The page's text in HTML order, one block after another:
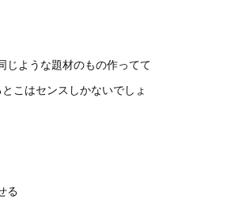
じような題材のもの作ってて
こはセンスしかないでしょ
る